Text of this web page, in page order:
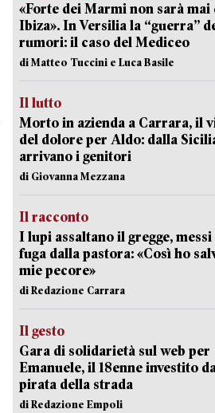
«Forte dei Marmi non sarà mai
Ibiza». In Versilia la “guerra”
rumori: il caso del Mediceo
di Matteo Tuccini e Luca Basile
Il lutto
Morto in azienda a Carrara, il
del dolore per Aldo: dalla
arrivano i genitori
di Giovanna Mezzana
Il racconto
I lupi assaltano il gregge,
fuga dalla pastora: «Così ho
mie pecore»
di Redazione Carrara
Il gesto
Gara di solidarietà sul web per
Emanuele, il 18enne investito
pirata della strada
di Redazione Empoli